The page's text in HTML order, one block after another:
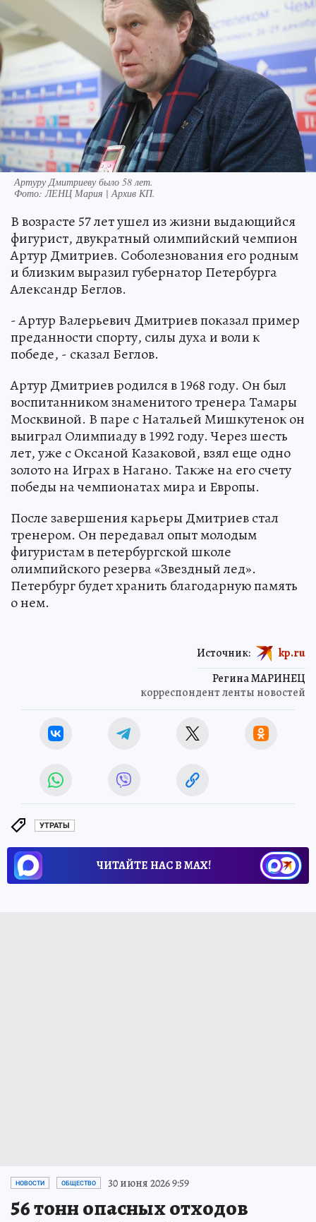
Артуру Дмитриеву было 58 лет.
Фото:ЛЕНЦ Мария | Архив КП.
В возрасте 57 лет ушел из жизни выдающийся
фигурист, двукратный олимпийский чемпион
Артур Дмитриев. Соболезнования его родным
и близким выразил губернатор Петербурга
Александр Беглов.
- Артур Валерьевич Дмитриев показал пример
преданности спорту, силы духа и воли к
победе, - сказал Беглов.
Артур Дмитриев родился в 1968 году. Он был
воспитанником знаменитого тренера Тамары
Москвиной. В паре с Натальей Мишкутенок он
выиграл Олимпиаду в 1992 году. Через шесть
лет, уже с Оксаной Казаковой, взял еще одно
золото на Играх в Нагано. Также на его счету
победы на чемпионатах мира и Европы.
После завершения карьеры Дмитриев стал
тренером. Он передавал опыт молодым
фигуристам в петербургской школе
олимпийского резерва «Звездный лед».
Петербург будет хранить благодарную память
о нем.
Регина МАРИНЕЦ
корреспондент ленты новостей
Источник: kp.ru
УТРАТЫ
ЧИТАЙТЕ НАС В МАХ!
НОВОСТИ ОБЩЕСТВО 30 июня 2026 9:59
56 тонн опасных отходов